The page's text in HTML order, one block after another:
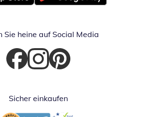
neuem FensterÖffnet in neuem Fenster
Sie heine auf Social Media
Öffnet in neuem Fenster
Öffnet in neuem Fenster
Öffnet in neuem Fenster
Sicher einkaufen